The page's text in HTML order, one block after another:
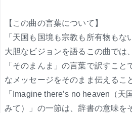
【この曲の言葉について】
「天国も国境も宗教も所有物もな
大胆なビジョンを語るこの曲では
「そのまんま」の言葉で訳すこ
なメッセージをそのまま伝えるこ
「Imagine there’s no heaven（天
みて）」の一節は、辞書の意味を